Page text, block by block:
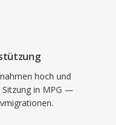
hoch und
Sitzung in MPG —